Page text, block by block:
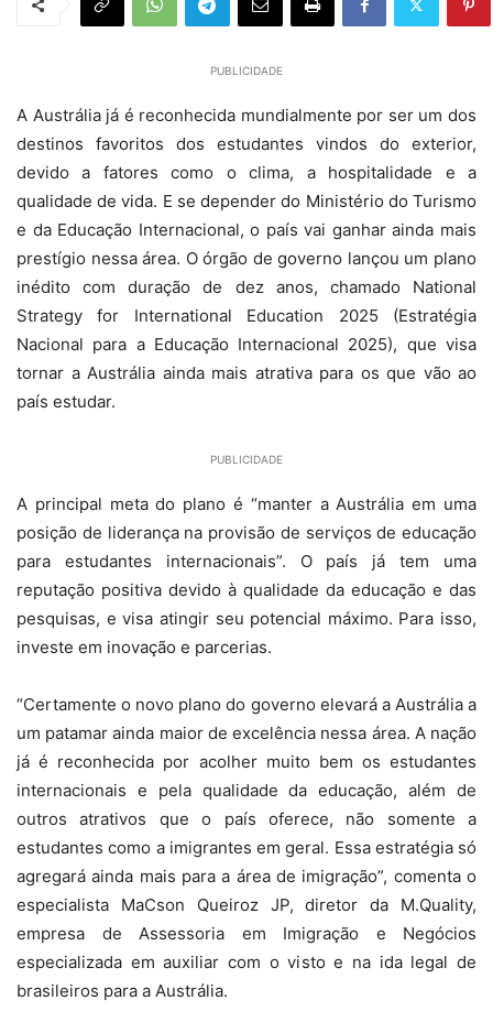
PUBLICIDADE
A Austrália já é reconhecida mundialmente por ser um dos
destinos favoritos dos estudantes vindos do exterior,
devido a fatores como o clima, a hospitalidade e a
qualidade de vida. E se depender do Ministério do Turismo
e da Educação Internacional, o país vai ganhar ainda mais
prestígio nessa área. O órgão de governo lançou um plano
inédito com duração de dez anos, chamado National
Strategy for International Education 2025 (Estratégia
Nacional para a Educação Internacional 2025), que visa
tornar a Austrália ainda mais atrativa para os que vão ao
país estudar.
PUBLICIDADE
A principal meta do plano é “manter a Austrália em uma
posição de liderança na provisão de serviços de educação
para estudantes internacionais”. O país já tem uma
reputação positiva devido à qualidade da educação e das
pesquisas, e visa atingir seu potencial máximo. Para isso,
investe em inovação e parcerias.
“Certamente o novo plano do governo elevará a Austrália a
um patamar ainda maior de excelência nessa área. A nação
já é reconhecida por acolher muito bem os estudantes
internacionais e pela qualidade da educação, além de
outros atrativos que o país oferece, não somente a
estudantes como a imigrantes em geral. Essa estratégia só
agregará ainda mais para a área de imigração”, comenta o
especialista MaCson Queiroz JP, diretor da M.Quality,
empresa de Assessoria em Imigração e Negócios
especializada em auxiliar com o visto e na ida legal de
brasileiros para a Austrália.